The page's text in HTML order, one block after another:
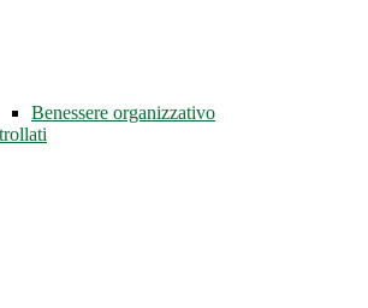
Benessere organizzativo